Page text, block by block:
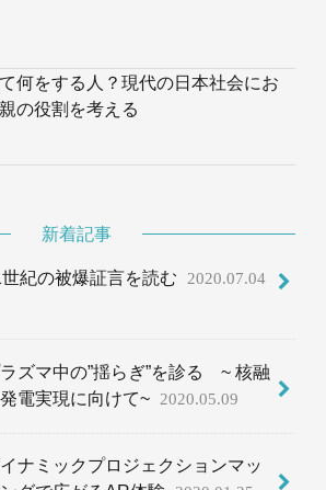
何をする人？現代の日本社会にお
の役割を考える
新着記事
紀の被爆証言を読む 2020.07.04
ズマ中の”揺らぎ”を診る ~ 核融
電実現に向けて~
2020.05.09
ナミックプロジェクションマッ